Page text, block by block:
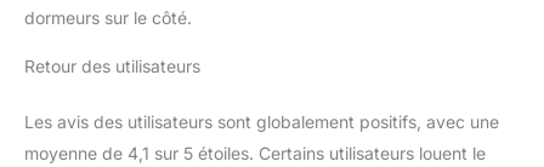
mesure 50,8 x 76,2 cm
et le très grand lit mesure
dormeurs sur le côté.
Retour des utilisateurs
Les avis des utilisateurs sont globalement positifs, avec une
moyenne de 4,1 sur 5 étoiles. Certains utilisateurs louent le